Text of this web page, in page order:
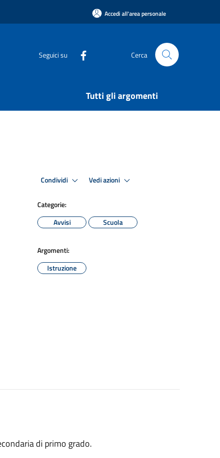
Accedi all'area personale
Seguici su Cerca
Tutti gli argomenti
Condividi Vedi azioni
Categorie:
Avvisi
Scuola
Argomenti:
Istruzione
di primo grado.